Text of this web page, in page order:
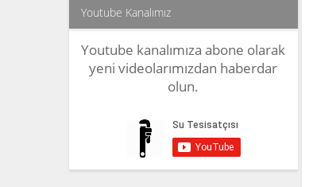
Youtube Kanalımız
Youtube kanalımıza abone olarak
yeni videolarımızdan haberdar
olun.